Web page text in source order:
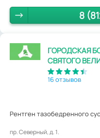
8
ГОРОДСКАЯ
СВЯТОГО
16 отзывов
Рентген тазобедренного
пр. Северный, д. 1.